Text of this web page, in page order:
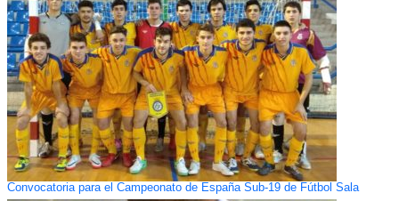
Convocatoria para el Campeonato de España Sub-19 de Fútbol Sala